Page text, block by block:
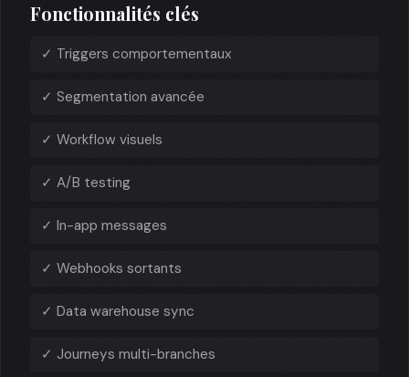
Fonctionnalités clés
✓ Triggers comportementaux
✓ Segmentation avancée
✓ Workflow visuels
✓ A/B testing
✓ In-app messages
✓ Webhooks sortants
✓ Data warehouse sync
✓ Journeys multi-branches